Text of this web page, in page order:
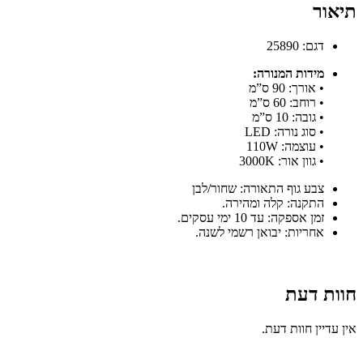
תיאור
דגם: 25890
מידות המנורה:
• אורך: 90 ס”מ
• רוחב: 60 ס”מ
• גובה: 10 ס”מ
• סוג נורה: LED
• עוצמה: 110W
• גוון אור: 3000K
צבע גוף התאורה: שחור/לבן
התקנה: קלה ומהירה.
זמן אספקה: עד 10 ימי עסקים.
אחריות: יבואן רשמי לשנה.
חוות דעת
אין עדיין חוות דעת.